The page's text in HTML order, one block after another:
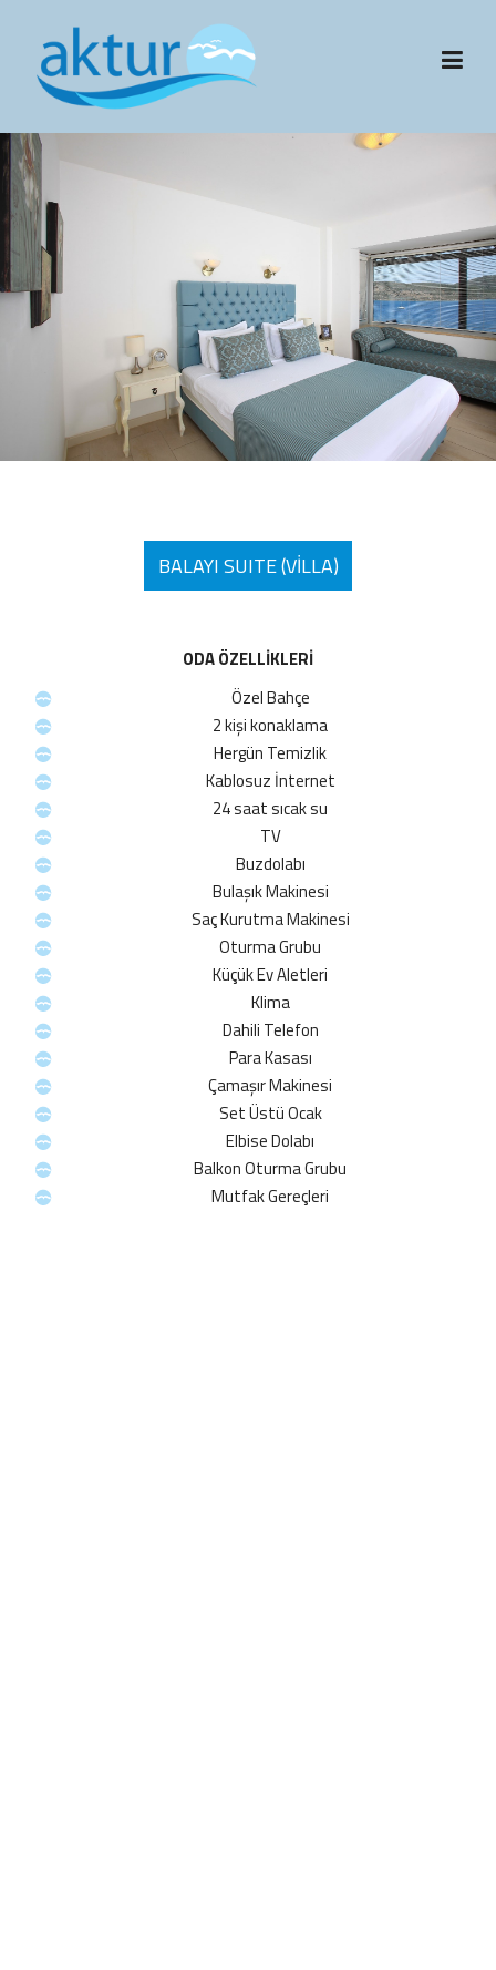
BALAYI SUITE (VILLA)
ODA ÖZELLİKLERİ
Özel Bahçe
2 kişi konaklama
Hergün Temizlik
Kablosuz İnternet
24 saat sıcak su
TV
Buzdolabı
Bulaşık Makinesi
Saç Kurutma Makinesi
Oturma Grubu
Küçük Ev Aletleri
Klima
Dahili Telefon
Para Kasası
Çamaşır Makinesi
Set Üstü Ocak
Elbise Dolabı
Balkon Oturma Grubu
Mutfak Gereçleri